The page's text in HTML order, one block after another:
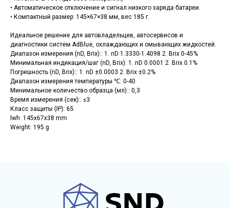
• Автоматическое отключение и сигнал низкого заряда батареи.
• Компактный размер: 145×67×38 мм, вес 185 г.
Идеальное решение для автовладельцев, автосервисов и
диагностики систем AdBlue, охлаждающих и омывающих жидкостей.
Диапазон измерения (nD, Brix):: 1. nD 1.3330-1.4098 2. Brix 0-45%
Минимальная индикация/шаг (nD, Brix): 1. nD 0.0001 2. Brix 0.1%
Погрешность (nD, Brix):: 1. nD ±0.0003 2. Brix ±0.2%
Диапазон измерения температуры ℃: 0-40
Минимальное количество образца (мл):: 0,3
Время измерения (сек):: ≤3
Класс защиты (IP): 65
lwh: 145x67x38 mm
Weight: 195 g